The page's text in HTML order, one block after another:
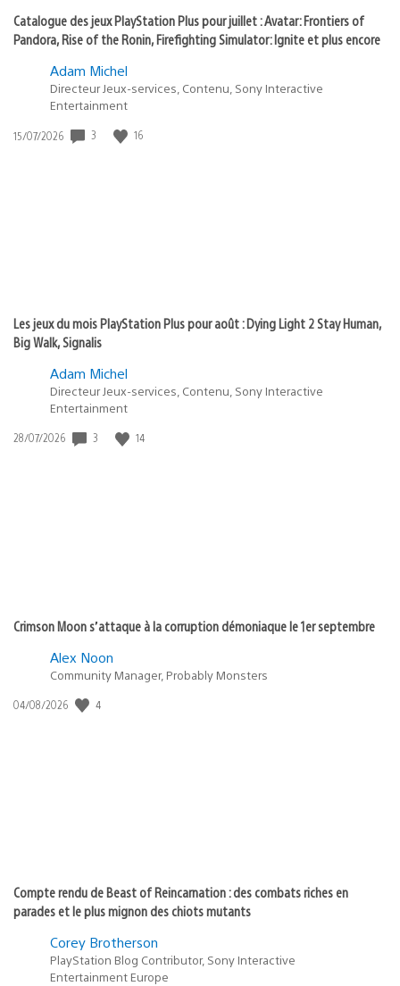
Catalogue des jeux PlayStation Plus pour juillet : Avatar: Frontiers of
Pandora, Rise of the Ronin, Firefighting Simulator: Ignite et plus encore
Adam Michel
Directeur Jeux-services, Contenu, Sony Interactive
Entertainment
Date
15/07/2026 3 16
Les jeux du mois PlayStation Plus pour août : Dying Light 2 Stay Human,
Big Walk, Signalis
Adam Michel
Directeur Jeux-services, Contenu, Sony Interactive
Entertainment
Date
28/07/2026 3 14
Crimson Moon s’attaque à la corruption démoniaque le 1er septembre
Alex Noon
Community Manager, Probably Monsters
Date
04/08/2026 4
Compte rendu de Beast of Reincarnation : des combats riches en
parades et le plus mignon des chiots mutants
Corey Brotherson
PlayStation Blog Contributor, Sony Interactive
Entertainment Europe